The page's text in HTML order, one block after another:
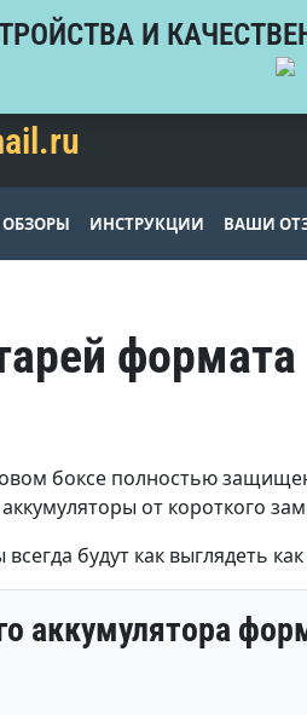
И
ОБЗОРЫ ИНСТРУКЦИИ ВАШИ
формата
боксе полностью
от короткого
будут как выглядеть
аккумулятора